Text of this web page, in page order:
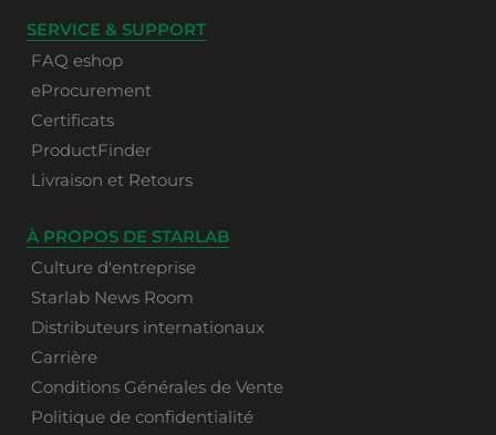
SERVICE & SUPPORT
FAQ eshop
eProcurement
Certificats
ProductFinder
Livraison et Retours
À PROPOS DE STARLAB
Culture d'entreprise
Starlab News Room
Distributeurs internationaux
Carrière
Conditions Générales de Vente
Politique de confidentialité